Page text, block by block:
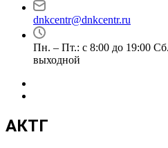
dnkcentr@dnkcentr.ru
Пн. – Пт.: с 8:00 до 19:00
выходной
АКТГ